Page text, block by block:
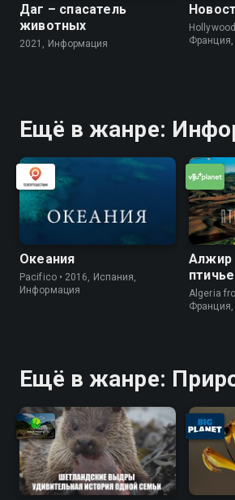
Даг – спасатель
животных
2021, Информация
Франция,
Ещё в жанре:
Океания
Pacifico • 2016, Испания,
Информация
Алжир
Algeria
Ещё в жанре: